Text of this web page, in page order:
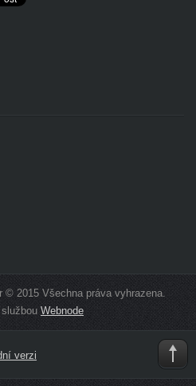
© 2015 Všechna práva vyhrazena.
Webnode
verzi